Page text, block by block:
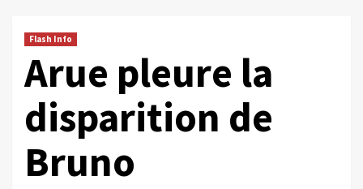
Flash Info
Arue pleure la
disparition de
Bruno